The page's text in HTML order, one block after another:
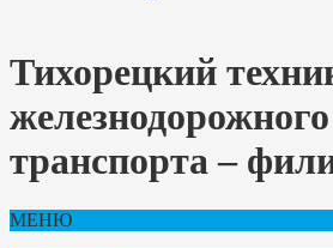
Тихорецкий
железнодорожного
транспорта –
МЕНЮ